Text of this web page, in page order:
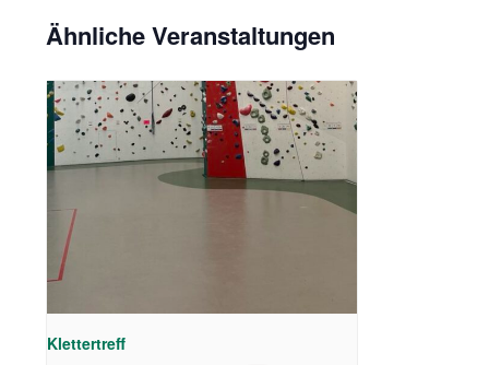
Ähnliche Veranstaltungen
Klettertreff